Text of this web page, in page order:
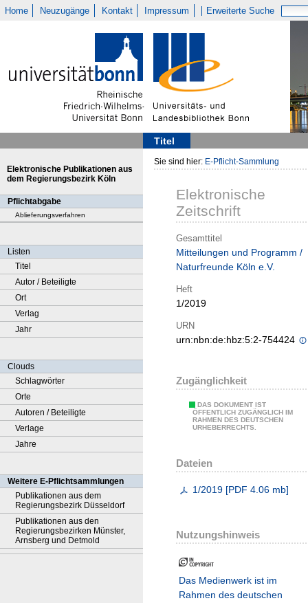
Home Neuzugänge Kontakt Impressum Erweiterte Suche
Titel
Elektronische Publikationen aus
dem Regierungsbezirk Köln
Pflichtabgabe
Ablieferungsverfahren
Listen
Titel
Autor / Beteiligte
Ort
Verlag
Jahr
Clouds
Schlagwörter
Orte
Autoren / Beteiligte
Verlage
Jahre
Weitere E-Pflichtsammlungen
Publikationen aus dem
Regierungsbezirk Düsseldorf
Publikationen aus den
Regierungsbezirken Münster,
Arnsberg und Detmold
Sie sind hier: E-Pflicht-Sammlung
Elektronische
Zeitschrift
Gesamttitel
Mitteilungen und Programm /
Naturfreunde Köln e.V.
Heft
1/2019
URN
urn:nbn:de:hbz:5:2-754424
Zugänglichkeit
DAS DOKUMENT IST
ÖFFENTLICH ZUGÄNGLICH IM
RAHMEN DES DEUTSCHEN
URHEBERRECHTS.
Dateien
1/2019 [PDF 4.06 mb]
Nutzungshinweis
Das Medienwerk ist im
Rahmen des deutschen